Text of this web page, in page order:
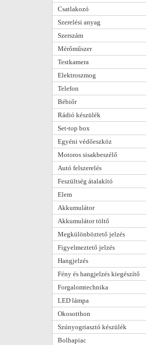
Csatlakozó
Szerelési anyag
Szerszám
Mérőműszer
Testkamera
Elektroszmog
Telefon
Bébiőr
Rádió készülék
Set-top box
Egyéni védőeszköz
Motoros sisakbeszélő
Autó felszerelés
Feszültség átalakító
Elem
Akkumulátor
Akkumulátor töltő
Megkülönböztető jelzés
Figyelmeztető jelzés
Hangjelzés
Fény és hangjelzés kiegészítő
Forgalomtechnika
LED lámpa
Okosotthon
Szúnyogriasztó készülék
Bolhapiac